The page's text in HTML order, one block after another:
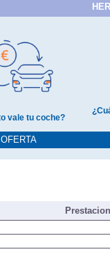
vale tu coche?
OFERTA